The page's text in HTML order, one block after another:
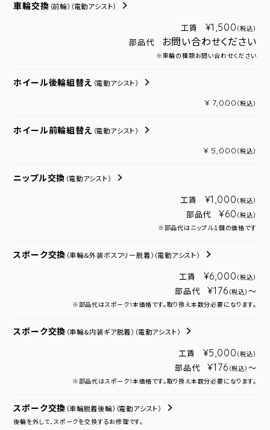
車輪交換 （前輪） （電動アシスト）
工賃 ¥1,500 （税込）
部品代 お問い合わせください
※車輪の種類お問い合わせください
ホイール後輪組替え （電動アシスト）
¥ 7,000 （税込）
ホイール前輪組替え （電動アシスト）
¥ 5,000 （税込）
ニップル交換 （電動アシスト）
工賃 ¥1,000 （税込）
部品代 ¥60 （税込）
※部品代はニップル１個の価格です
スポーク交換 （車輪＆外装ボスフリー脱着） （電動アシスト）
工賃 ¥6,000 （税込）
部品代 ¥176 （税込） ～
※部品代はスポーク1本価格です。取り換え本数分必要になります。
スポーク交換 （車輪＆内装ギア脱着） （電動アシスト）
工賃 ¥5,000 （税込）
部品代 ¥176 （税込） ～
※部品代はスポーク1本価格です。取り換え本数分必要になります。
スポーク交換 （車輪脱着後輪） （電動アシスト）
後輪を外して、スポークを交換するお修理です。